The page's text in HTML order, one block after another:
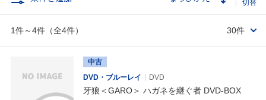
1件～4件（全4件） 30件
中古
DVD・ブルーレイ
DVD
牙狼＜GARO＞ ハガネを継ぐ者 DVD-BOX